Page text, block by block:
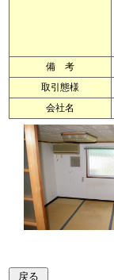
備 考
取引態様
会社名